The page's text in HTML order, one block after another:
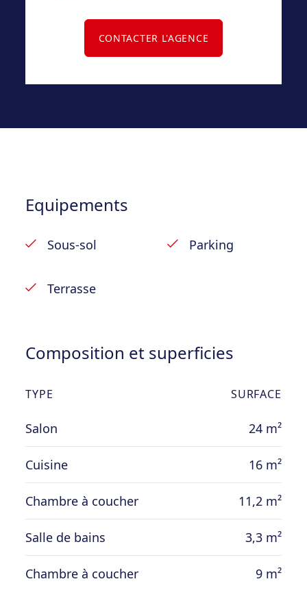
(entrée + sortie) : 255€ TVAC ;
– Libre de suite.CONTACTER L'AGENCE
Equipements
Sous-sol Parking
Terrasse
Composition et superficies
TYPE SURFACE
Salon 24 m²
Cuisine 16 m²
Chambre à coucher 11,2 m²
Salle de bains 3,3 m²
Chambre à coucher 9 m²